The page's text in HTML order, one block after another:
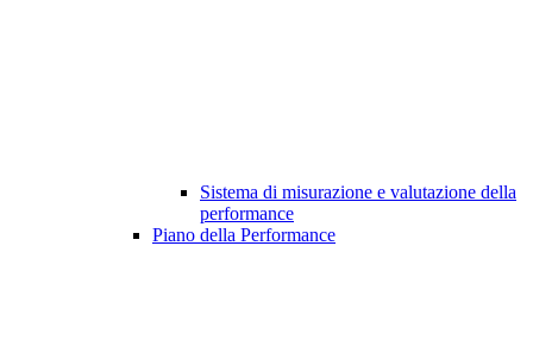
Sistema di misurazione e valutazione della
performance
Piano della Performance